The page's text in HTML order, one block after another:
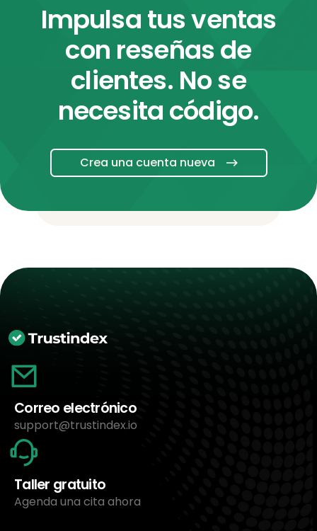
Impulsa tus ventas
con reseñas de
clientes. No se
necesita código.
Crea una cuenta nueva
Correo electrónico
support@trustindex.io
Taller gratuito
Agenda una cita ahora